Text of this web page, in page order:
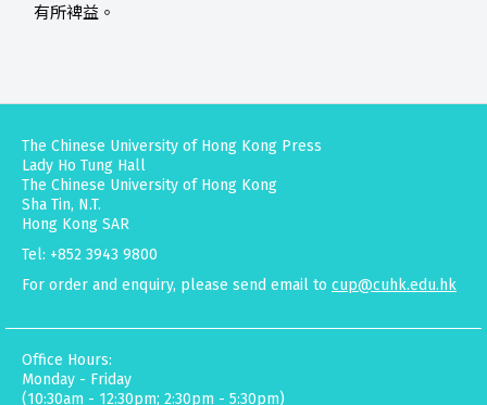
有所裨益。
The Chinese University of Hong Kong Press
Lady Ho Tung Hall
The Chinese University of Hong Kong
Sha Tin, N.T.
Hong Kong SAR
Tel: +852 3943 9800
For order and enquiry, please send email to cup@cuhk.edu.hk
Office Hours:
Monday - Friday
(10:30am - 12:30pm; 2:30pm - 5:30pm)